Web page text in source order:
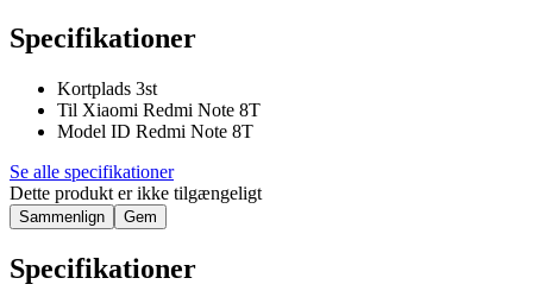
Specifikationer
Kortplads 3st
Til Xiaomi Redmi Note 8T
Model ID Redmi Note 8T
Se alle specifikationer
Dette produkt er ikke tilgængeligt
Sammenlign Gem
Specifikationer